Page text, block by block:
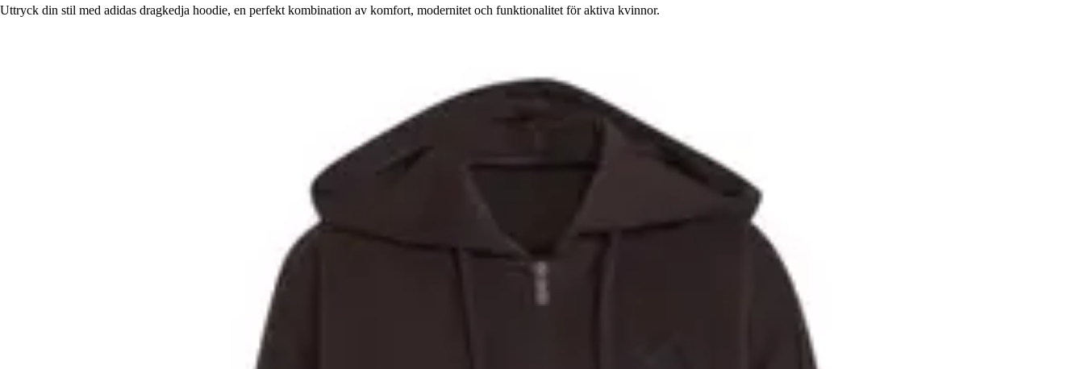
Uttryck din stil med adidas dragkedja hoodie, en perfekt kombination av komfort, modernitet och funktionalitet för aktiva kvinnor.